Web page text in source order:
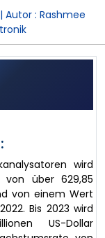
• Fallstudien
| Autor : Rashmee
wird
von über 629,85
von einem Wert
Bis 2023 wird
US-Dollar